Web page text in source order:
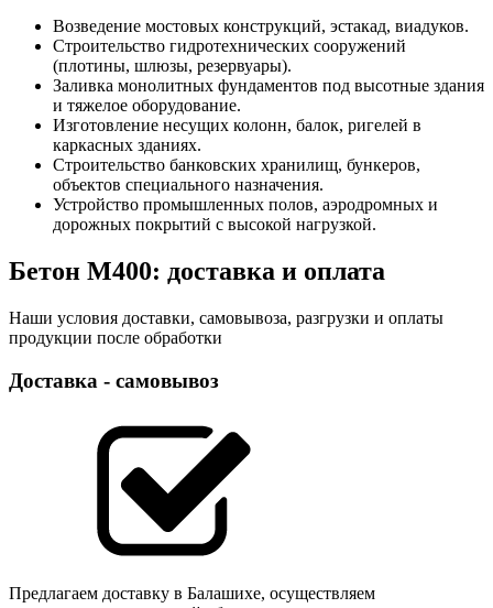
Возведение мостовых конструкций, эстакад, виадуков.
Строительство гидротехнических сооружений
(плотины, шлюзы, резервуары).
Заливка монолитных фундаментов под высотные здания
и тяжелое оборудование.
Изготовление несущих колонн, балок, ригелей в
каркасных зданиях.
Строительство банковских хранилищ, бункеров,
объектов специального назначения.
Устройство промышленных полов, аэродромных и
дорожных покрытий с высокой нагрузкой.
Бетон М400: доставка и оплата
Наши условия доставки, самовывоза, разгрузки и оплаты
продукции после обработки
Доставка - самовывоз
Предлагаем доставку в Балашихе, осуществляем